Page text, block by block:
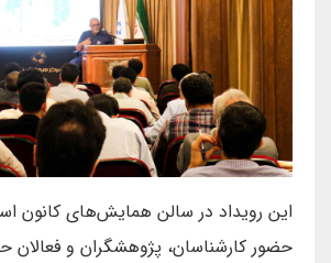
این رویداد در سالن همایش‌های کانون
حضور کارشناسان، پژوهشگران و فعالان